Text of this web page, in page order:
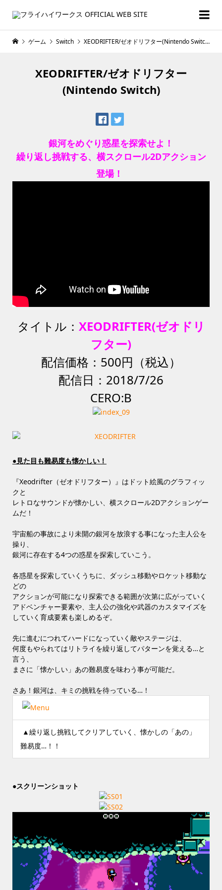
ゲーム Switch XEODRIFTER/ゼオドリフター(Nintendo Switch)
XEODRIFTER/ゼオドリフター
(Nintendo Switch)
銀河をめぐり惑星を探索せよ！
繰り返し挑戦する、横スクロール2Dアクション
登場！
タイトル： XEODRIFTER(ゼオドリ
フター)
配信価格：500円（税込）
配信日：2018/7/26
CERO:B
●見た目も難易度も懐かしい！
『Xeodrifter（ゼオドリフター）』はドット絵風のグラフィッ
クと
レトロなサウンドが懐かしい、横スクロール2Dアクションゲー
ムだ！
宇宙船の事故により未開の銀河を放浪する事になった主人公を
操り、
銀河に存在する4つの惑星を探索していこう。
各惑星を探索していくうちに、ダッシュ移動やロケット移動な
どの
アクションが可能になり探索できる範囲が次第に広がっていく
アドベンチャー要素や、主人公の強化や武器のカスタマイズを
していく育成要素も楽しめるぞ。
先に進むにつれてハードになっていく敵やステージは、
何度もやられてはリトライを繰り返してパターンを覚える…と
言う、
まさに「懐かしい」あの難易度を味わう事が可能だ。
さあ！銀河は、キミの挑戦を待っている…！
▲繰り返し挑戦してクリアしていく、懐かしの「あの」
難易度…！！
●スクリーンショット